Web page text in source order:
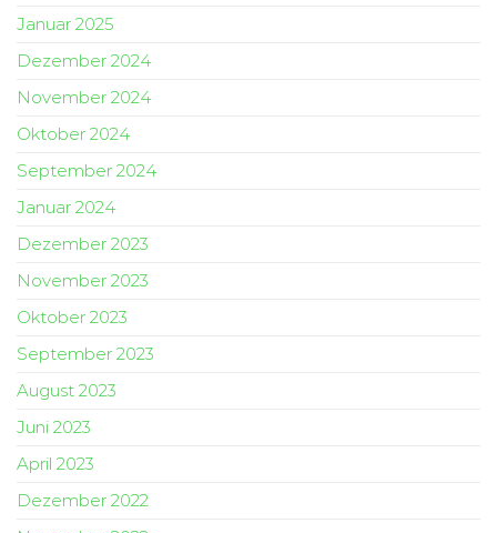
Januar 2025
Dezember 2024
November 2024
Oktober 2024
September 2024
Januar 2024
Dezember 2023
November 2023
Oktober 2023
September 2023
August 2023
Juni 2023
April 2023
Dezember 2022